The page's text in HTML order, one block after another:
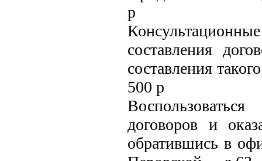
р
составления
составления
500 р
договоров и
обратившись в